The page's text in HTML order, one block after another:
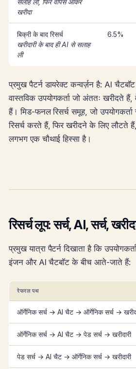
सलाह ली, फिर वापस आकर
खरीदा
बिक्री के बाद रिसर्च
खरीदारी के बाद ही AI से सलाह
ली
6.5%
प्रमुख पैटर्न डायरेक्ट कन्वर्ज़न है: AI
वास्तविक उपयोगकर्ता जो अंततः खरीदते
हैं। मिड-फनल रिसर्च समूह, जो
रिसर्च करते हैं, फिर खरीदने के लिए लौटते
लगभग एक चौथाई हिस्सा है।
रिसर्च लूप: सर्च, AI, सर्च,
प्रमुख यात्रा पैटर्न दिखाता है कि
इंजन और AI चैटबॉट के बीच आते-जाते हैं:
रेफरल पथ
ऑर्गेनिक सर्च → AI चैट → ऑर्गेनिक सर्च →
ऑर्गेनिक सर्च → AI चैट → पेड सर्च → खरीदारी
पेड सर्च → AI चैट → ऑर्गेनिक सर्च → खरीदारी